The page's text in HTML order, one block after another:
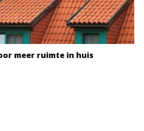
meer ruimte in huis